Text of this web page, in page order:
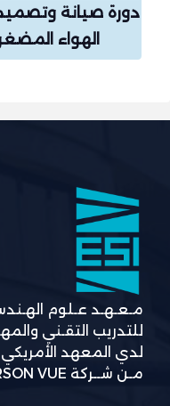
دورة صيانة
الهواء
مـعـهـد عـلوم
للتدريب التقـني
مـن شــركة PERSON VUE و شــركة أوتـوديـسـك AUTODESK.